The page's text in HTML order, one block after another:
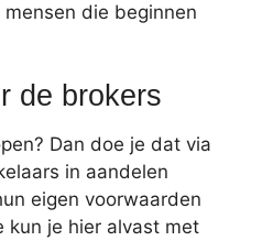
die beginnen
de brokers
Dan doe je dat via
in aandelen
eigen voorwaarden
kun je hier alvast met